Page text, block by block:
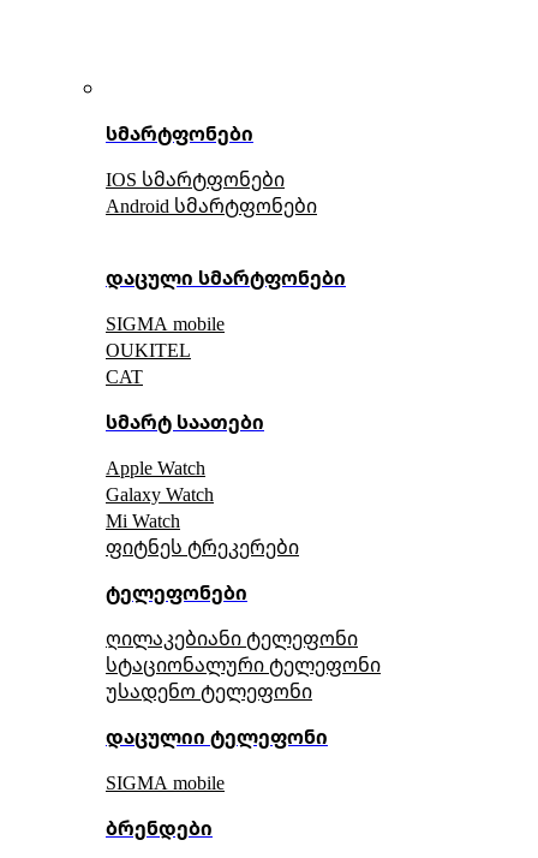
სმარტფონები
IOS სმარტფონები
Android სმარტფონები
დაცული სმარტფონები
SIGMA mobile
OUKITEL
CAT
სმარტ საათები
Apple Watch
Galaxy Watch
Mi Watch
ფიტნეს ტრეკერები
ტელეფონები
ღილაკებიანი ტელეფონი
სტაციონალური ტელეფონი
უსადენო ტელეფონი
დაცულიი ტელეფონი
SIGMA mobile
ბრენდები